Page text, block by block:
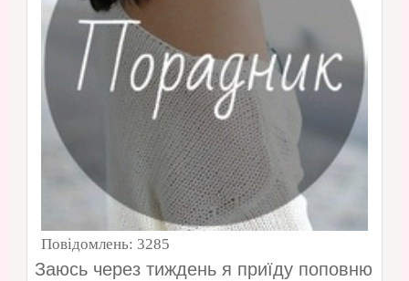
Повідомлень: 3285
Заюсь через тиждень я приїду поповню